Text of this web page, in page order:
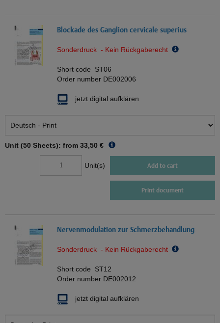
Blockade des Ganglion cervicale superius
Sonderdruck - Kein Rückgaberecht
Short code ST06
Order number DE002006
jetzt digital aufklären
Unit (50 Sheets): from 33,50 €
Unit(s) Add to cart
Print document
Nervenmodulation zur Schmerzbehandlung
Sonderdruck - Kein Rückgaberecht
Short code ST12
Order number DE002012
jetzt digital aufklären